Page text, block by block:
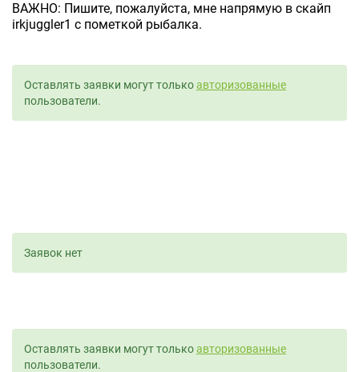
ВАЖНО: Пишите, пожалуйста, мне напрямую в скайп
irkjuggler1 с пометкой рыбалка.
Оставлять заявки могут толькоавторизованные
пользователи.
Заявок нет
Оставлять заявки могут толькоавторизованные
пользователи.